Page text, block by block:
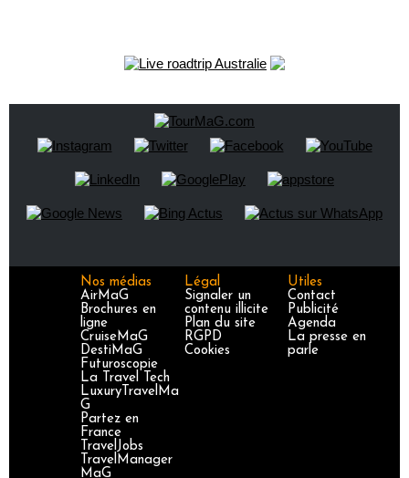
Nos médias
AirMaG
Brochures en
ligne
CruiseMaG
DestiMaG
Futuroscopie
La Travel Tech
LuxuryTravelMa
G
Partez en
France
TravelJobs
TravelManager
MaG
Légal
Signaler un
contenu illicite
Plan du site
RGPD
Cookies
Utiles
Contact
Publicité
Agenda
La presse en
parle